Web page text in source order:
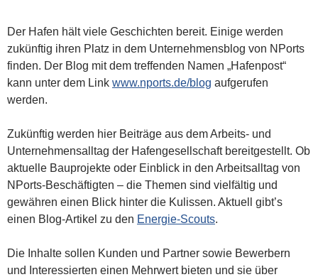
Der Hafen hält viele Geschichten bereit. Einige werden
zukünftig ihren Platz in dem Unternehmensblog von NPorts
finden. Der Blog mit dem treffenden Namen „Hafenpost“
kann unter dem Link www.nports.de/blog aufgerufen
werden.
Zukünftig werden hier Beiträge aus dem Arbeits- und
Unternehmensalltag der Hafengesellschaft bereitgestellt. Ob
aktuelle Bauprojekte oder Einblick in den Arbeitsalltag von
NPorts-Beschäftigten – die Themen sind vielfältig und
gewähren einen Blick hinter die Kulissen. Aktuell gibt’s
einen Blog-Artikel zu den Energie-Scouts.
Die Inhalte sollen Kunden und Partner sowie Bewerbern
und Interessierten einen Mehrwert bieten und sie über